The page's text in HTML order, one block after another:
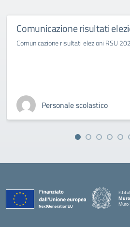
Comunicazione risultati
Comunicazione risultati elezioni RSU
Personale scolastico
Muro
Muro